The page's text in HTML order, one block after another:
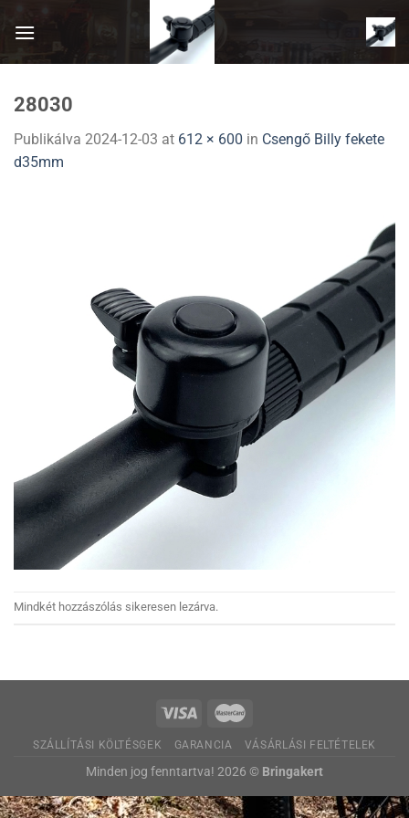
28030
Publikálva 2024-12-03 at 612 × 600 in Csengő Billy fekete
d35mm
Mindkét hozzászólás sikeresen lezárva.
SZÁLLÍTÁSI KÖLTÉSGEK GARANCIA VÁSÁRLÁSI FELTÉTELEK
Minden jog fenntartva! 2026 © Bringakert